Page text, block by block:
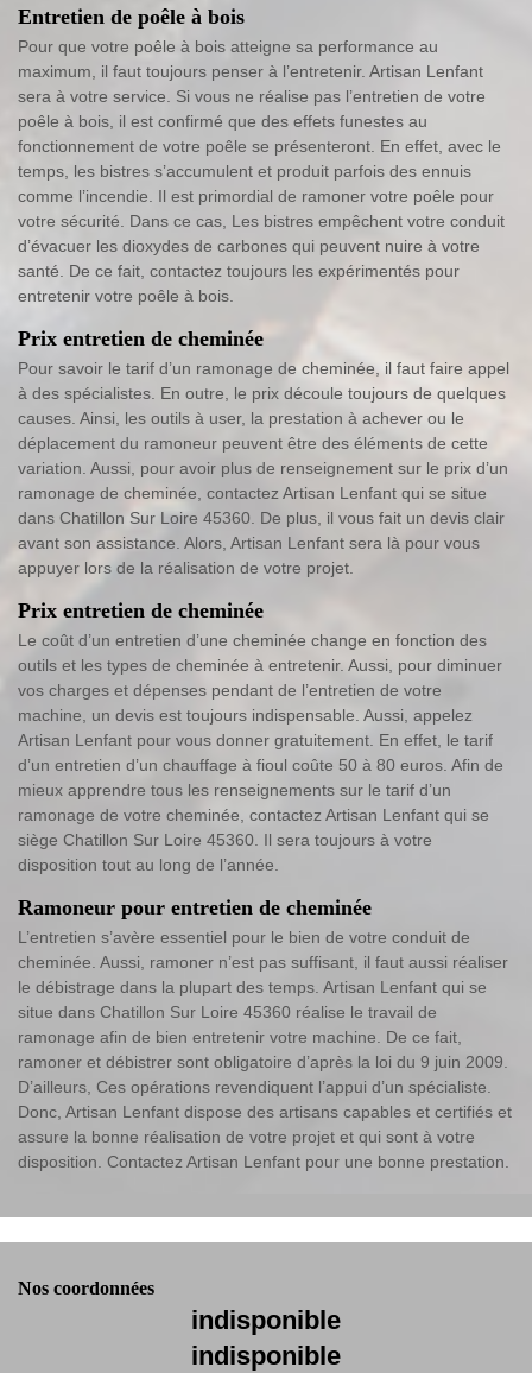
Entretien de poêle à bois
Pour que votre poêle à bois atteigne sa performance au
maximum, il faut toujours penser à l’entretenir. Artisan Lenfant
sera à votre service. Si vous ne réalise pas l’entretien de votre
poêle à bois, il est confirmé que des effets funestes au
fonctionnement de votre poêle se présenteront. En effet, avec le
temps, les bistres s’accumulent et produit parfois des ennuis
comme l’incendie. Il est primordial de ramoner votre poêle pour
votre sécurité. Dans ce cas, Les bistres empêchent votre conduit
d’évacuer les dioxydes de carbones qui peuvent nuire à votre
santé. De ce fait, contactez toujours les expérimentés pour
entretenir votre poêle à bois.
Prix entretien de cheminée
Pour savoir le tarif d’un ramonage de cheminée, il faut faire appel
à des spécialistes. En outre, le prix découle toujours de quelques
causes. Ainsi, les outils à user, la prestation à achever ou le
déplacement du ramoneur peuvent être des éléments de cette
variation. Aussi, pour avoir plus de renseignement sur le prix d’un
ramonage de cheminée, contactez Artisan Lenfant qui se situe
dans Chatillon Sur Loire 45360. De plus, il vous fait un devis clair
avant son assistance. Alors, Artisan Lenfant sera là pour vous
appuyer lors de la réalisation de votre projet.
Prix entretien de cheminée
Le coût d’un entretien d’une cheminée change en fonction des
outils et les types de cheminée à entretenir. Aussi, pour diminuer
vos charges et dépenses pendant de l’entretien de votre
machine, un devis est toujours indispensable. Aussi, appelez
Artisan Lenfant pour vous donner gratuitement. En effet, le tarif
d’un entretien d’un chauffage à fioul coûte 50 à 80 euros. Afin de
mieux apprendre tous les renseignements sur le tarif d’un
ramonage de votre cheminée, contactez Artisan Lenfant qui se
siège Chatillon Sur Loire 45360. Il sera toujours à votre
disposition tout au long de l’année.
Ramoneur pour entretien de cheminée
L’entretien s’avère essentiel pour le bien de votre conduit de
cheminée. Aussi, ramoner n’est pas suffisant, il faut aussi réaliser
le débistrage dans la plupart des temps. Artisan Lenfant qui se
situe dans Chatillon Sur Loire 45360 réalise le travail de
ramonage afin de bien entretenir votre machine. De ce fait,
ramoner et débistrer sont obligatoire d’après la loi du 9 juin 2009.
D’ailleurs, Ces opérations revendiquent l’appui d’un spécialiste.
Donc, Artisan Lenfant dispose des artisans capables et certifiés et
assure la bonne réalisation de votre projet et qui sont à votre
disposition. Contactez Artisan Lenfant pour une bonne prestation.
Nos coordonnées
indisponible
indisponible